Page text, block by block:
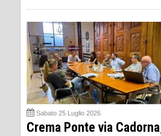
Sabato 25 Luglio 2026
Crema Ponte via